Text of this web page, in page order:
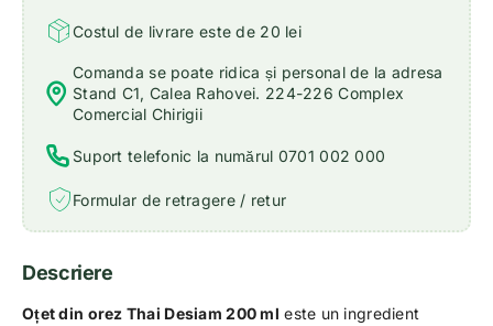
Costul de livrare este de 20 lei
Comanda se poate ridica și personal de la adresa
Stand C1, Calea Rahovei. 224-226 Complex
Comercial Chirigii
Suport telefonic la numărul 0701 002 000
Formular de retragere / retur
Descriere
Oțet din orez Thai Desiam 200 ml este un ingredient